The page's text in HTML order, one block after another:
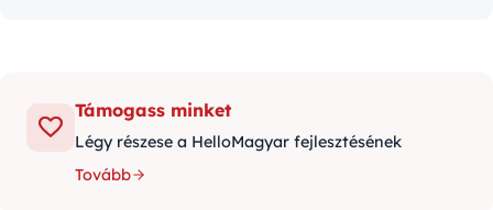
Támogass minket
Légy részese a HelloMagyar fejlesztésének
Tovább